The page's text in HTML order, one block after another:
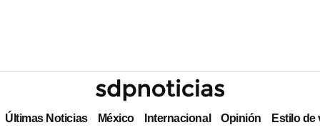
Últimas Noticias México Internacional Opinión Estilo de